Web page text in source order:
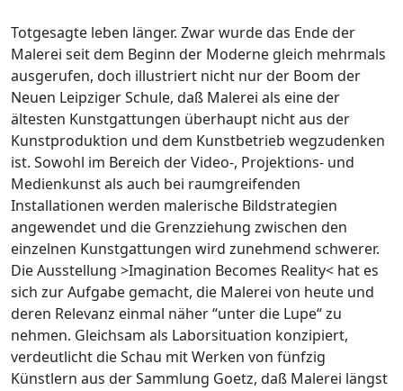
Totgesagte leben länger. Zwar wurde das Ende der
Malerei seit dem Beginn der Moderne gleich mehrmals
ausgerufen, doch illustriert nicht nur der Boom der
Neuen Leipziger Schule, daß Malerei als eine der
ältesten Kunstgattungen überhaupt nicht aus der
Kunstproduktion und dem Kunstbetrieb wegzudenken
ist. Sowohl im Bereich der Video-, Projektions- und
Medienkunst als auch bei raumgreifenden
Installationen werden malerische Bildstrategien
angewendet und die Grenzziehung zwischen den
einzelnen Kunstgattungen wird zunehmend schwerer.
Die Ausstellung >Imagination Becomes Reality< hat es
sich zur Aufgabe gemacht, die Malerei von heute und
deren Relevanz einmal näher “unter die Lupe“ zu
nehmen. Gleichsam als Laborsituation konzipiert,
verdeutlicht die Schau mit Werken von fünfzig
Künstlern aus der Sammlung Goetz, daß Malerei längst